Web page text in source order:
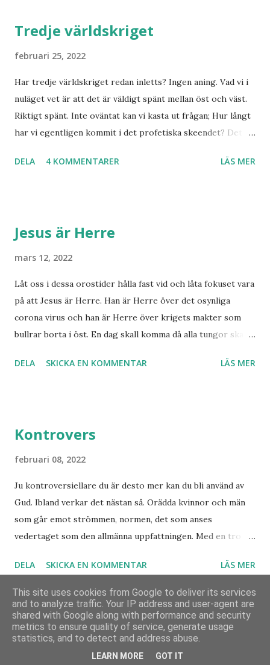
Tredje världskriget
februari 25, 2022
Har tredje världskriget redan inletts? Ingen aning. Vad vi i
nuläget vet är att det är väldigt spänt mellan öst och väst.
Riktigt spänt. Inte oväntat kan vi kasta ut frågan; Hur långt
har vi egentligen kommit i det profetiska skeendet? Det
särskilt långt kvar till Jesu tillkommelse. Finns det något
i Norge sett tredje världskriget bryta ut någon koppling
och gudsmannen Anton Johanson såg många syner och
uppenbarelser som redan skedde under hans egen levnad.
Han dog 1928. Skandinavien har knappast haft någon profet
av hans kaliber när det gäller drömmar och syner som just
han såg angåe...
DELA 4 KOMMENTARER LÄS MER
Jesus är Herre
mars 12, 2022
Låt oss i dessa orostider hålla fast vid och låta fokuset vara
på att Jesus är Herre. Han är Herre över det osynliga
corona virus och han är Herre över krigets makter som
bullrar borta i öst. En dag skall komma då alla tungor skall
jorden att Jesus Kristus är Herre! Ära Halleluja! Detta är
DELA SKICKA EN KOMMENTAR LÄS MER
Kontrovers
februari 08, 2022
Ju kontroversiellare du är desto mer kan du bli använd av
Gud. Ibland verkar det nästan så. Orädda kvinnor och män
som går emot strömmen, normen, det som anses
vedertaget som den allmänna uppfattningen. Med en tro
dess fästen. Vad skulle Sverige ha varit utan alla dem som
vågade satsa? Som beslutade våga göra det som de brann
för trots att de var utan pengar, utan fungerande skyddsnät
men med en brinnande trosvision? Var finns dessa idag?
Nog finns de, det är jag övertygad om. Men denna
materialism, skall den igen erövra världen när
DELA SKICKA EN KOMMENTAR LÄS MER
Använder Blogger
This site uses cookies from Google to deliver its services
and to analyze traffic. Your IP address and user-agent are
shared with Google along with performance and security
metrics to ensure quality of service, generate usage
statistics, and to detect and address abuse.
LEARN MORE GOT IT